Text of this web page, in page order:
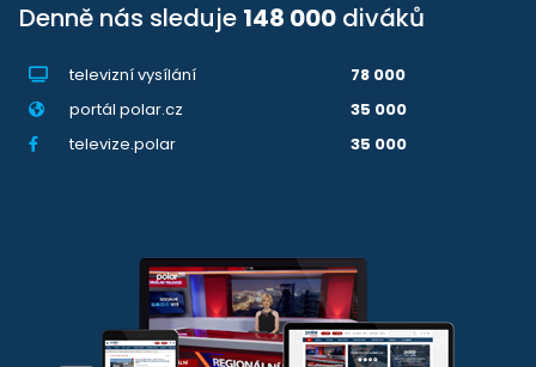
Denně nás sleduje 148 000 diváků
televizní vysílání
78 000
portál polar.cz
35 000
televize.polar
35 000